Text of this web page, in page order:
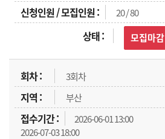
20 / 80
모집마감
3회차
부산
2026-06-01 13:00
2026-07-03 18:00